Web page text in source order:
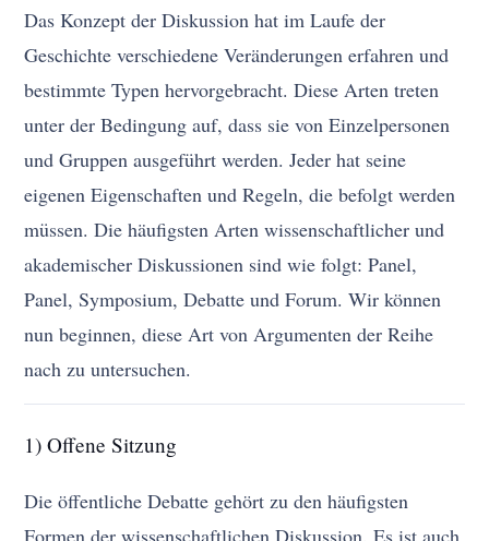
Das Konzept der Diskussion hat im Laufe der
Geschichte verschiedene Veränderungen erfahren und
bestimmte Typen hervorgebracht. Diese Arten treten
unter der Bedingung auf, dass sie von Einzelpersonen
und Gruppen ausgeführt werden. Jeder hat seine
eigenen Eigenschaften und Regeln, die befolgt werden
müssen. Die häufigsten Arten wissenschaftlicher und
akademischer Diskussionen sind wie folgt: Panel,
Panel, Symposium, Debatte und Forum. Wir können
nun beginnen, diese Art von Argumenten der Reihe
nach zu untersuchen.
1) Offene Sitzung
Die öffentliche Debatte gehört zu den häufigsten